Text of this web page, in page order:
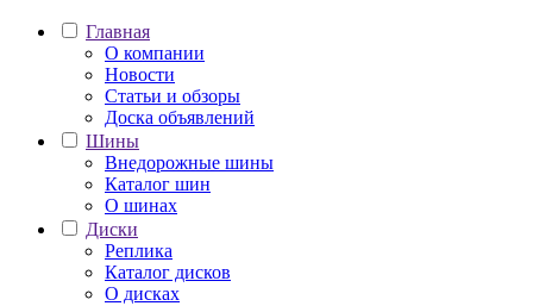
Главная
О компании
Новости
Статьи и обзоры
Доска объявлений
Шины
Внедорожные шины
Каталог шин
О шинах
Диски
Реплика
Каталог дисков
О дисках